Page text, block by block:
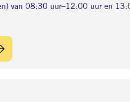
van 08:30 uur–12:00 uur en